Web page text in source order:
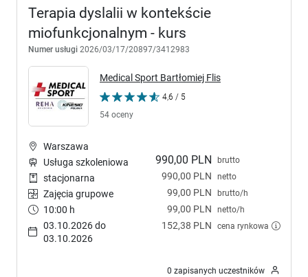
Terapia dyslalii w kontekście
miofunkcjonalnym - kurs
Numer usługi 2026/03/17/20897/3412983
Medical Sport Bartłomiej Flis
4,6 / 5
54 oceny
990,00 PLN brutto
990,00 PLN netto
99,00 PLN brutto/h
99,00 PLN netto/h
152,38 PLN cena rynkowa
Warszawa
Usługa szkoleniowa
stacjonarna
Zajęcia grupowe
10:00 h
03.10.2026 do
03.10.2026
0 zapisanych uczestników